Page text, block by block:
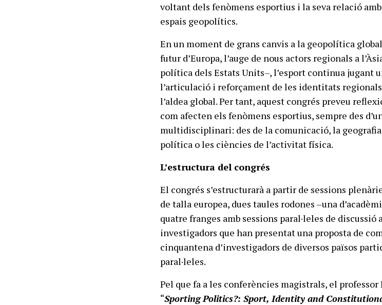
voltant dels fenòmens esportius i la seva relació
espais geopolítics.
En un moment de grans canvis a la geopolítica
futur d’Europa, l’auge de nous actors regionals a
política dels Estats Units–, l’esport continua jugant
l’articulació i reforçament de les identitats
l’aldea global. Per tant, aquest congrés preveu
com afecten els fenòmens esportius, sempre des
multidisciplinari: des de la comunicació, la
política o les ciències de l’activitat física.
L’estructura del congrés
El congrés s’estructurarà a partir de sessions
de talla europea, dues taules rodones –una
quatre franges amb sessions paral·leles de discussió
investigadors que han presentat una proposta de
cinquantena d’investigadors de diversos països
paral·leles.
Pel que fa a les conferències magistrals, el professor
“Sporting Politics?: Sport, Identity and